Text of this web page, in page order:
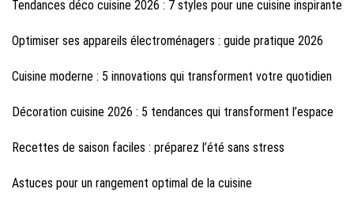
Tendances déco cuisine 2026 : 7 styles pour une cuisine inspirante
Optimiser ses appareils électroménagers : guide pratique 2026
Cuisine moderne : 5 innovations qui transforment votre quotidien
Décoration cuisine 2026 : 5 tendances qui transforment l’espace
Recettes de saison faciles : préparez l’été sans stress
Astuces pour un rangement optimal de la cuisine